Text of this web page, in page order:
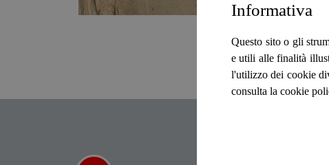
Informativa
Questo sito o gli
e utili alle finalità
l'utilizzo dei cookie
consulta la cookie